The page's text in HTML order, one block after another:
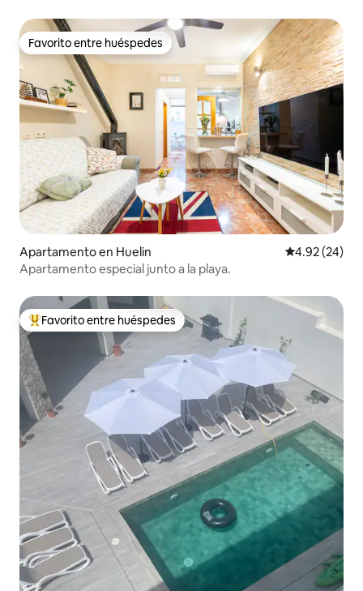
Favorito entre huéspedes
Favorito entre huéspedes
Apartamento en Huelin Calificación
4.92 (24)
Apartamento especial junto a la playa.
Favorito entre huéspedes preferido
Favorito entre huéspedes